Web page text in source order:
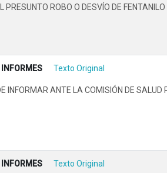
ROBO O DESVÍO DE
INFORMES Texto Original
INFORMAR ANTE LA COMISIÓN DE
INFORMES Texto Original